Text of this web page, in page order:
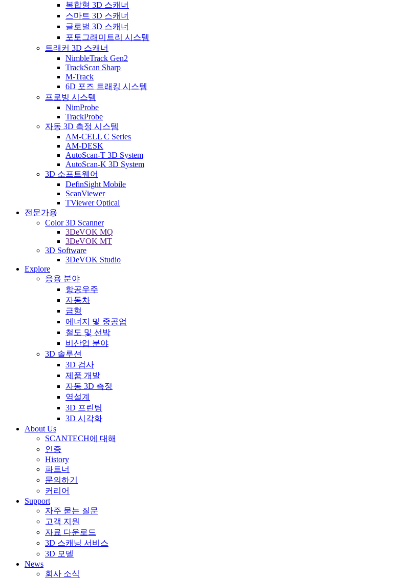
복합형 3D 스캐너
스마트 3D 스캐너
글로벌 3D 스캐너
포토그래미트리 시스템
트래커 3D 스캐너
NimbleTrack Gen2
TrackScan Sharp
M-Track
6D 포즈 트래킹 시스템
프로빙 시스템
NimProbe
TrackProbe
자동 3D 측정 시스템
AM-CELL C Series
AM-DESK
AutoScan-T 3D System
AutoScan-K 3D System
3D 소프트웨어
DefinSight Mobile
ScanViewer
TViewer Optical
전문가용
Color 3D Scanner
3DeVOK MQ
3DeVOK MT
3D Software
3DeVOK Studio
Explore
응용 분야
항공우주
자동차
금형
에너지 및 중공업
철도 및 선박
비산업 분야
3D 솔루션
3D 검사
제품 개발
자동 3D 측정
역설계
3D 프린팅
3D 시각화
About Us
SCANTECH에 대해
인증
History
파트너
문의하기
커리어
Support
자주 묻는 질문
고객 지원
자료 다운로드
3D 스캐닝 서비스
3D 모델
News
회사 소식